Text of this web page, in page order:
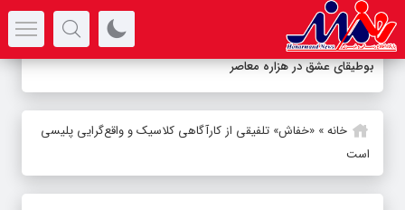
بوطیقای عشق در هزاره معاصر
خانه» «خفاش» تلفیقی از کارآگاهی کلاسیک و واقع‌گرایی پلیسی
است